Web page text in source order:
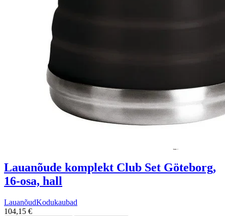
Lauanõude komplekt Club Set Göteborg,
16-osa, hall
LauanõudKodukaubad
104,15 €